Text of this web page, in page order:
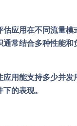
应用在不同流量
常结合多种性能
用能支持多少并发
的表现。